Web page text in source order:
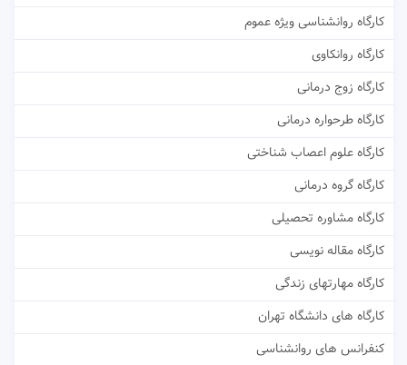
کارگاه روانشناسی ویژه عموم
کارگاه روانکاوی
کارگاه زوج درمانی
کارگاه طرحواره درمانی
کارگاه علوم اعصاب شناختی
کارگاه گروه درمانی
کارگاه مشاوره تحصیلی
کارگاه مقاله نویسی
کارگاه مهارتهای زندگی
کارگاه های دانشگاه تهران
کنفرانس های روانشناسی